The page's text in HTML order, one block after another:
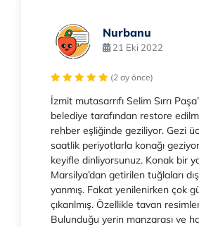
Nurbanu
21 Eki 2022
(2 ay önce)
İzmit mutasarrıfı Selim Sırrı
belediye tarafından restore
rehber eşliğinde geziliyor. Gezi
saatlik periyotlarla konağı
keyifle dinliyorsunuz. Konak bir
Marsilya’dan getirilen tuğlaları
yanmış. Fakat yenilenirken çok
çıkarılmış. Özellikle tavan
Bulunduğu yerin manzarası ve